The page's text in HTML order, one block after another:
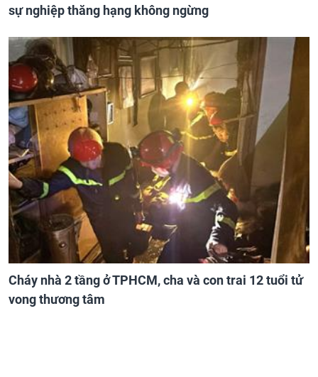
sự nghiệp thăng hạng không ngừng
Cháy nhà 2 tầng ở TPHCM, cha và con trai 12 tuổi tử
vong thương tâm